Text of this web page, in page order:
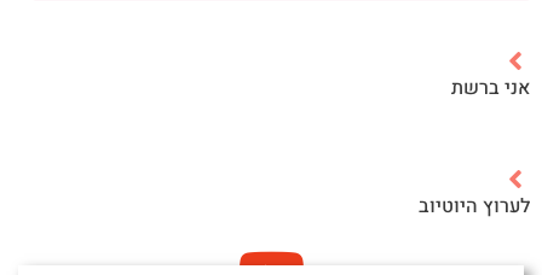
אני ברשת
לערוץ היוטיוב